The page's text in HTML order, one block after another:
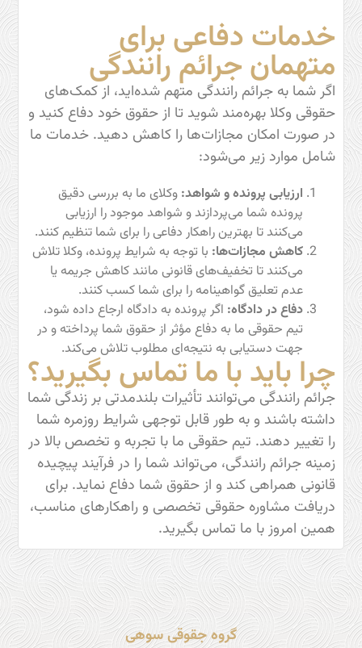
خدمات دفاعی برای
متهمان جرائم رانندگی
اگر شما به جرائم رانندگی متهم شده‌اید، از کمک‌های
حقوقی وکلا بهره‌مند شوید تا از حقوق خود دفاع کنید و
در صورت امکان مجازات‌ها را کاهش دهید. خدمات ما
شامل موارد زیر می‌شود:
ارزیابی پرونده و شواهد: وکلای ما به بررسی دقیق
پرونده شما می‌پردازند و شواهد موجود را ارزیابی
می‌کنند تا بهترین راهکار دفاعی را برای شما تنظیم کنند.
کاهش مجازات‌ها: با توجه به شرایط پرونده، وکلا تلاش
می‌کنند تا تخفیف‌های قانونی مانند کاهش جریمه یا
عدم تعلیق گواهینامه را برای شما کسب کنند.
دفاع در دادگاه: اگر پرونده به دادگاه ارجاع داده شود،
تیم حقوقی ما به دفاع مؤثر از حقوق شما پرداخته و در
جهت دستیابی به نتیجه‌ای مطلوب تلاش می‌کند.
چرا باید با ما تماس بگیرید؟
جرائم رانندگی می‌توانند تأثیرات بلندمدتی بر زندگی شما
داشته باشند و به طور قابل توجهی شرایط روزمره شما
را تغییر دهند. تیم حقوقی ما با تجربه و تخصص بالا در
زمینه جرائم رانندگی، می‌تواند شما را در فرآیند پیچیده
قانونی همراهی کند و از حقوق شما دفاع نماید. برای
دریافت مشاوره حقوقی تخصصی و راهکارهای مناسب،
همین امروز با ما تماس بگیرید.
گروه جقوقی سوهی